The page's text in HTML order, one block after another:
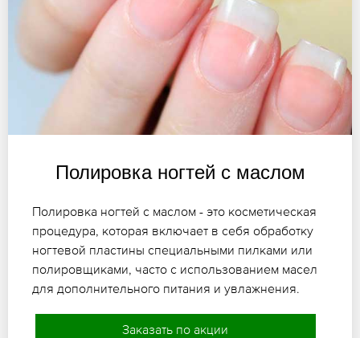
Полировка ногтей с маслом
Полировка ногтей с маслом - это косметическая
процедура, которая включает в себя обработку
ногтевой пластины специальными пилками или
полировщиками, часто с использованием масел
для дополнительного питания и увлажнения.
Заказать по акции